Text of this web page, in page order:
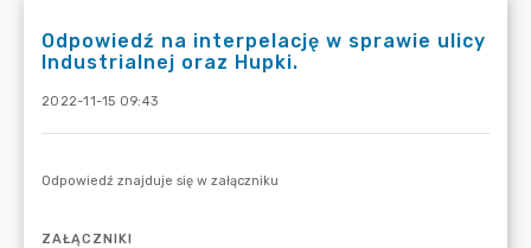
Odpowiedź na interpelację w sprawie ulicy
Industrialnej oraz Hupki.
2022-11-15 09:43
ZAŁĄCZNIKI